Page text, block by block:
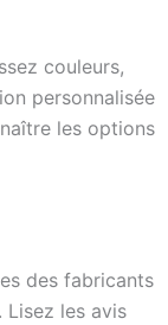
couleurs,
personnalisée
les options
des fabricants
Lisez les avis